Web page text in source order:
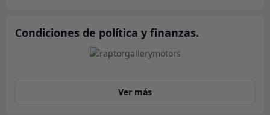
Condiciones de política y finanzas.
Ver más